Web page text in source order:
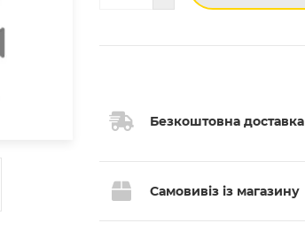
Безкоштовна доставка
Самовивіз із магазину